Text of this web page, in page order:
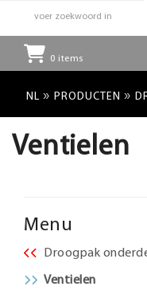
0 items
NL » PRODUCTEN »
Ventielen
Menu
Droogpak
Ventielen